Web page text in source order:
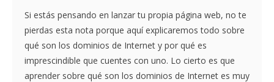
Si estás pensando en lanzar tu propia página web, no te
pierdas esta nota porque aquí explicaremos todo sobre
qué son los dominios de Internet y por qué es
imprescindible que cuentes con uno. Lo cierto es que
aprender sobre qué son los dominios de Internet es muy